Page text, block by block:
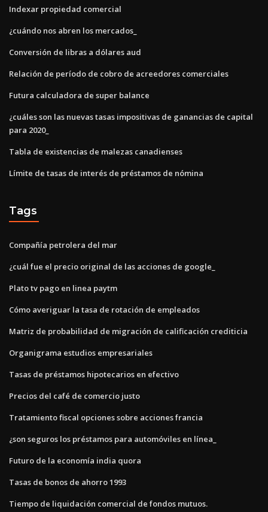
Indexar propiedad comercial
¿cuándo nos abren los mercados_
Conversión de libras a dólares aud
Relación de período de cobro de acreedores comerciales
Futura calculadora de super balance
¿cuáles son las nuevas tasas impositivas de ganancias de capital
para 2020_
Tabla de existencias de malezas canadienses
Límite de tasas de interés de préstamos de nómina
Tags
Compañía petrolera del mar
¿cuál fue el precio original de las acciones de google_
Plato tv pago en linea paytm
Cómo averiguar la tasa de rotación de empleados
Matriz de probabilidad de migración de calificación crediticia
Organigrama estudios empresariales
Tasas de préstamos hipotecarios en efectivo
Precios del café de comercio justo
Tratamiento fiscal opciones sobre acciones francia
¿son seguros los préstamos para automóviles en línea_
Futuro de la economía india quora
Tasas de bonos de ahorro 1993
Tiempo de liquidación comercial de fondos mutuos.